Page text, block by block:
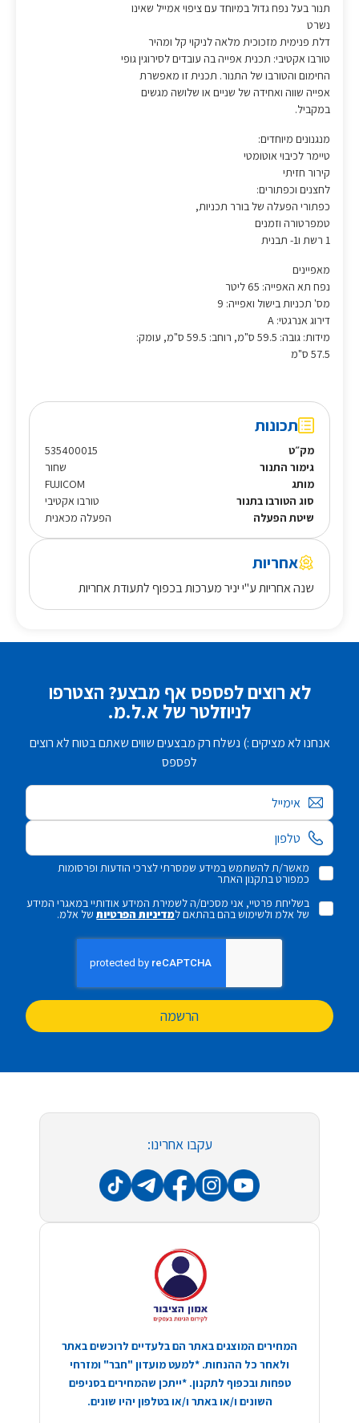
תנור בעל נפח גדול במיוחד עם ציפוי אמייל שאינו
נשרט
דלת פנימית מזכוכית מלאה לניקוי קל ומהיר
טורבו אקטיבי: תכנית אפייה בה עובדים לסירוגין גופי
החימום והטורבו של התנור. תכנית זו מאפשרת
אפייה שווה ואחידה של שניים או שלושה מגשים
במקביל.
מנגנונים מיוחדים:
טיימר לכיבוי אוטומטי
קירור חזיתי
לחצנים וכפתורים:
כפתורי הפעלה של בורר תכניות,
טמפרטורה וזמנים
1 רשת ו1- תבנית
מאפיינים
נפח תא האפייה: 65 ליטר
מס' תכניות בישול ואפייה: 9
דירוג אנרגטי: A
מידות: גובה: 59.5 ס"מ, רוחב: 59.5 ס"מ, עומק:
57.5 ס"מ
תכונות
מק״ט
535400015
גימור התנור
שחור
מותג
FUJICOM
סוג הטורבו בתנור
טורבו אקטיבי
שיטת הפעלה
הפעלה מכאנית
אחריות
שנה אחריות ע"י יניר מערכות בכפוף לתעודת אחריות
לא רוצים לפספס אף מבצע? הצטרפו
לניוזלטר של א.ל.מ.
אנחנו לא מציקים :) נשלח רק מבצעים שווים שאתם בטוח לא רוצים
לפספס
אימייל
מאשר/ת להשתמש במידע שמסרתי לצרכי הודעות ופרסומות
כמפורט בתקנון האתר
בשליחת פרטיי, אני מסכים/ה לשמירת המידע אודותיי במאגרי המידע
של אלמ ולשימוש בהם בהתאם למדיניות הפרטיותשל אלמ.
הרשמה
עקבו אחרינו:
המחירים המוצגים באתר הם בלעדיים לרוכשים באתר
ולאחר כל ההנחות. *למעט מועדון "חבר" ומזרחי
טפחות ובכפוף לתקנון. *ייתכן שהמחירים בסניפים
השונים ו/או באתר ו/או בטלפון יהיו שונים.